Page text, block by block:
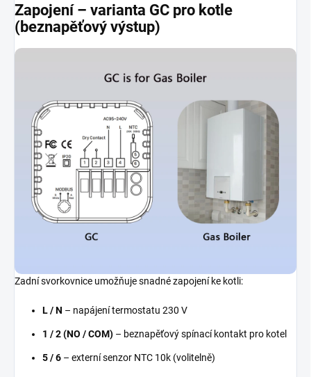
Zapojení – varianta GC pro kotle
(beznapěťový výstup)
Zadní svorkovnice umožňuje snadné zapojení ke kotli:
L / N – napájení termostatu 230 V
1 / 2 (NO / COM) – beznapěťový spínací kontakt pro kotel
5 / 6 – externí senzor NTC 10k (volitelně)